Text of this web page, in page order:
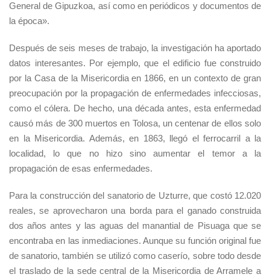
General de Gipuzkoa, así como en periódicos y documentos de
la época».
Después de seis meses de trabajo, la investigación ha aportado
datos interesantes. Por ejemplo, que el edificio fue construido
por la Casa de la Misericordia en 1866, en un contexto de gran
preocupación por la propagación de enfermedades infecciosas,
como el cólera. De hecho, una década antes, esta enfermedad
causó más de 300 muertos en Tolosa, un centenar de ellos solo
en la Misericordia. Además, en 1863, llegó el ferrocarril a la
localidad, lo que no hizo sino aumentar el temor a la
propagación de esas enfermedades.
Para la construcción del sanatorio de Uzturre, que costó 12.020
reales, se aprovecharon una borda para el ganado construida
dos años antes y las aguas del manantial de Pisuaga que se
encontraba en las inmediaciones. Aunque su función original fue
de sanatorio, también se utilizó como caserío, sobre todo desde
el traslado de la sede central de la Misericordia de Arramele a